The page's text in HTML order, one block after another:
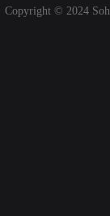
Copyright © 2024